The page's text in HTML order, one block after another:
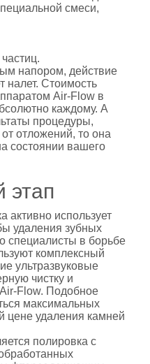
смеси,
напором, действие
налет. Стоимость
Air-Flow в
каждому. А
процедуры,
отложений, то она
состоянии вашего
активно использует
удаления зубных
специалисты в борьбе
комплексный
ультразвуковые
чистку и
Flow. Подобное
максимальных
цене удаления камней
полировка с